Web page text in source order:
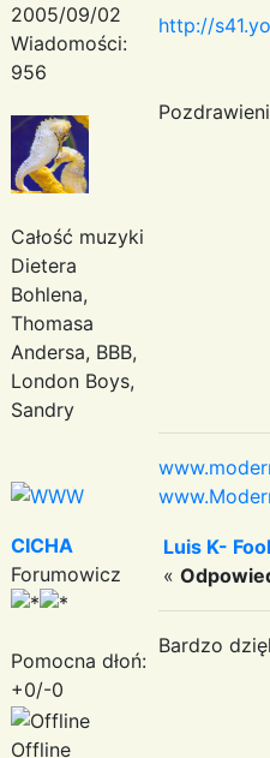
2005/09/02
Wiadomości:
956
Całość muzyki
Dietera
Bohlena,
Thomasa
Andersa, BBB,
London Boys,
Sandry
http://
CICHA
Forumowicz
Pomocna dłoń:
+0/-0
Offline
Luis K-
«
Bardzo